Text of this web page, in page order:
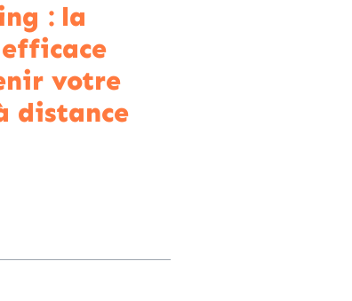
: la
votre
distance